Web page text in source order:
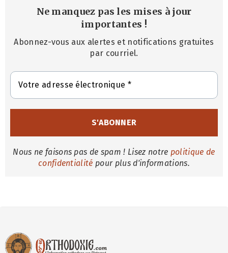
Ne manquez pas les mises à jour
importantes !
Abonnez-vous aux alertes et notifications gratuites
par courriel.
Nous ne faisons pas de spam ! Lisez notre politique de
confidentialité pour plus d'informations.